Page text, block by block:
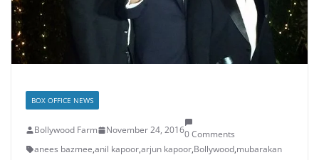
BOX OFFICE NEWS
Bollywood Farm November 24, 20160 Comments
anees bazmee,anil kapoor,arjun kapoor,Bollywood,mubarakan